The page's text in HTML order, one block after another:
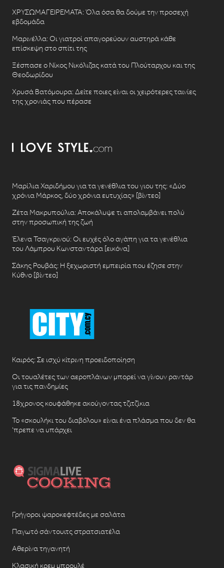
ΧΡΥΣΩΜΑΓΕΙΡΕΜΑΤΑ: Όλα όσα θα δούμε την προσεχή
εβδομάδα
Μαρινέλλα: Οι γιατροί απαγορεύουν αυστηρά κάθε
επίσκεψη στο σπίτι της
Ξέσπασε ο Νίκος Νικόλιζας κατά του Πλούταρχου και της
Θεοδωρίδου
Χρυσά Βατόμουρα: Δείτε ποιες είναι οι χειρότερες ταινίες
της χρονιάς που πέρασε
Μαρίλια Χαριδήμου για τα γενέθλια του γιου της: «Δύο
χρόνια Μάρκος, δύο χρόνια ευτυχίας» [βίντεο]
Ζέτα Μακρυπούλια: Αποκάλυψε τι απολαμβάνει πολύ
στην προσωπική της ζωή
Έλενα Τσαγκρινού: Οι ευχές όλο αγάπη για τα γενέθλια
του Λάμπρου Κωνσταντάρα [εικόνα]
Σάκης Ρουβάς: Η ξεχωριστή εμπειρία που έζησε στην
Κύθνο [βίντεο]
Καιρός: Σε ισχύ κίτρινη προειδοποίηση
Οι τουαλέτες των αεροπλάνων μπορεί να γίνουν ραντάρ
για τις πανδημίες
18χρονος κουφάθηκε ακούγοντας τζιτζίκια
Το «σκουλήκι του διαβόλου» είναι ένα πλάσμα που δεν θα
‘πρεπε να υπάρχει
Γρήγοροι ψαροκεφτέδες με σαλάτα
Παγωτό σάντουιτς στρατσιατέλα
Αθερίνα τηγανητή
Κλασική κρεμ μπρουλέ